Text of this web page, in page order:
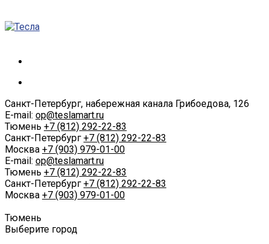
Санкт-Петербург, набережная канала Грибоедова, 126
E-mail: op@teslamart.ru
Тюмень +7 (812) 292-22-83
Санкт-Петербург +7 (812) 292-22-83
Москва +7 (903) 979-01-00
E-mail: op@teslamart.ru
Тюмень +7 (812) 292-22-83
Санкт-Петербург +7 (812) 292-22-83
Москва +7 (903) 979-01-00
Тюмень
Выберите город